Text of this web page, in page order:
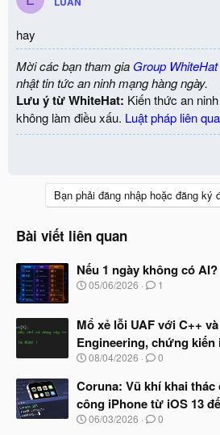
hay
Mời các bạn tham gia Group WhiteHat
nhật tin tức an ninh mạng hàng ngày.
Lưu ý từ WhiteHat: Kiến thức an
không làm điều xấu. Luật pháp liên
Bạn phải đăng nhập hoặc đăng ký
Bài viết liên quan
Nếu 1 ngày không có AI?
N
y
ắ
t
ầ
u
05/06/2026 1
Mổ xẻ lỗi UAF với C++
Engineering, chứng kiến
N
à
y
b
ắ
08/04/2026 0
Coruna: Vũ khí khai
công iPhone từ iOS 13
N
06/03/2026 0